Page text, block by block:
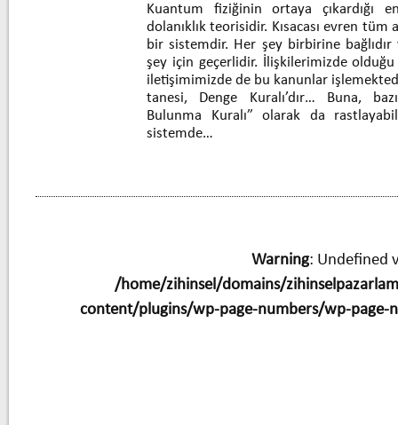
Kuantum fiziğinin ortaya çıkardığı
dolanıklık teorisidir. Kısacası evren
bir sistemdir. Her şey birbirine
şey için geçerlidir. İlişkilerimizde
iletişimimizde de bu kanunlar
tanesi, Denge Kuralı’dır… Buna,
Bulunma Kuralı” olarak da
sistemde…
Warning: Undefined
/home/zihinsel/domains/
content/plugins/wp-page-numbers/wp-page-